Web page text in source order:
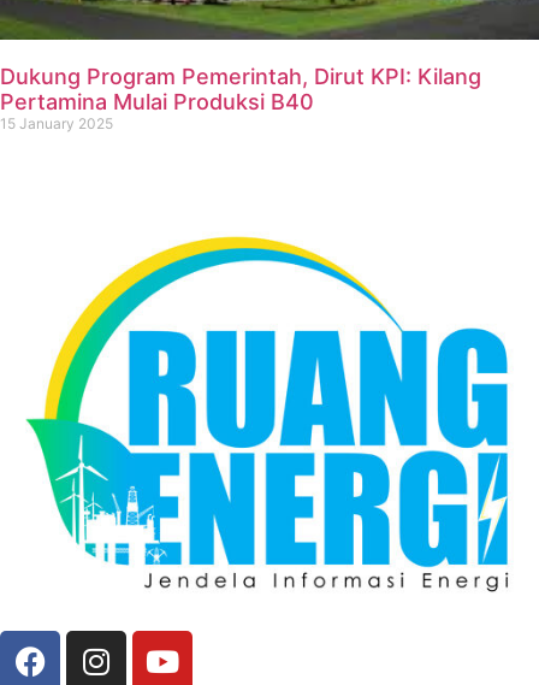
Dukung Program Pemerintah, Dirut KPI: Kilang
Pertamina Mulai Produksi B40
15 January 2025